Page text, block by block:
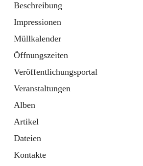
Beschreibung
Impressionen
Müllkalender
Öffnungszeiten
Veröffentlichungsportal
Veranstaltungen
Alben
Artikel
Dateien
Kontakte
1 Schnellzugriff
Bürgerservice
10 Schnellzugriffe